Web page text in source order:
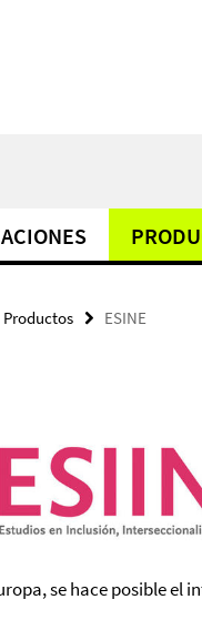
Productos ESINE
se hace posible el